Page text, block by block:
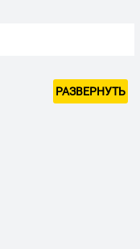
РАЗВЕРНУТЬ